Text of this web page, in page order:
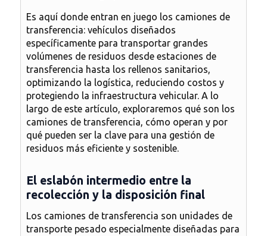
Es aquí donde entran en juego los camiones de
transferencia: vehículos diseñados
específicamente para transportar grandes
volúmenes de residuos desde estaciones de
transferencia hasta los rellenos sanitarios,
optimizando la logística, reduciendo costos y
protegiendo la infraestructura vehicular. A lo
largo de este artículo, exploraremos qué son los
camiones de transferencia, cómo operan y por
qué pueden ser la clave para una gestión de
residuos más eficiente y sostenible.
El eslabón intermedio entre la
recolección y la disposición final
Los camiones de transferencia son unidades de
transporte pesado especialmente diseñadas para